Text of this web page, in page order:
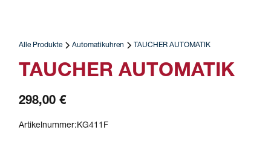
Alle Produkte Automatikuhren TAUCHER AUTOMATIK
TAUCHER AUTOMATIK
298,00 €
Artikelnummer:KG411F